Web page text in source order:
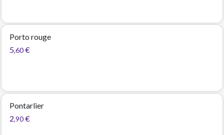
Porto rouge
5,60 €
Pontarlier
2,90 €